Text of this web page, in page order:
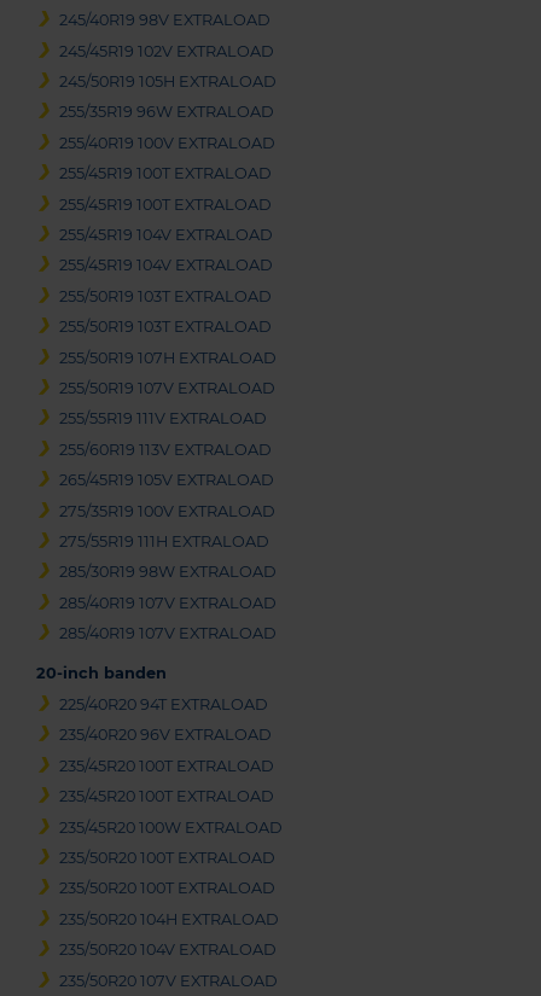
245/40R19 98V EXTRALOAD
245/45R19 102V EXTRALOAD
245/50R19 105H EXTRALOAD
255/35R19 96W EXTRALOAD
255/40R19 100V EXTRALOAD
255/45R19 100T EXTRALOAD
255/45R19 100T EXTRALOAD
255/45R19 104V EXTRALOAD
255/45R19 104V EXTRALOAD
255/50R19 103T EXTRALOAD
255/50R19 103T EXTRALOAD
255/50R19 107H EXTRALOAD
255/50R19 107V EXTRALOAD
255/55R19 111V EXTRALOAD
255/60R19 113V EXTRALOAD
265/45R19 105V EXTRALOAD
275/35R19 100V EXTRALOAD
275/55R19 111H EXTRALOAD
285/30R19 98W EXTRALOAD
285/40R19 107V EXTRALOAD
285/40R19 107V EXTRALOAD
20-inch banden
225/40R20 94T EXTRALOAD
235/40R20 96V EXTRALOAD
235/45R20 100T EXTRALOAD
235/45R20 100T EXTRALOAD
235/45R20 100W EXTRALOAD
235/50R20 100T EXTRALOAD
235/50R20 100T EXTRALOAD
235/50R20 104H EXTRALOAD
235/50R20 104V EXTRALOAD
235/50R20 107V EXTRALOAD